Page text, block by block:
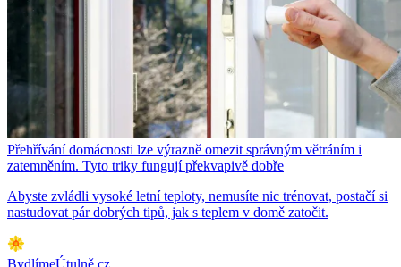
Přehřívání domácnosti lze výrazně omezit správným větráním i
zatemněním. Tyto triky fungují překvapivě dobře
Abyste zvládli vysoké letní teploty, nemusíte nic trénovat, postačí si
nastudovat pár dobrých tipů, jak s teplem v domě zatočit.